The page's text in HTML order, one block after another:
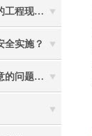
怎么注意高空烟囱拆除的工程现场质量问题
全实施？
锅炉烟囱拆除施工需注意的问题有哪些？